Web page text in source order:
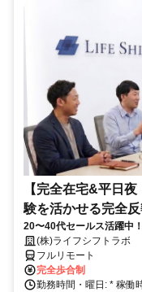
【完全在宅&平日
験を活かせる完全
20〜40代セールス活躍中
(株)ライフシフトラボ
フルリモート
完全歩合制
勤務時間・曜日: * 稼働